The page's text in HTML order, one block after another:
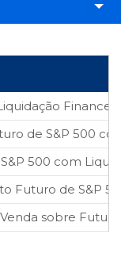
de S&P 500
500 com
Futuro de S&P
sobre